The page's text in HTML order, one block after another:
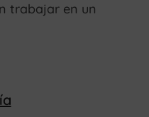
trabajar en un